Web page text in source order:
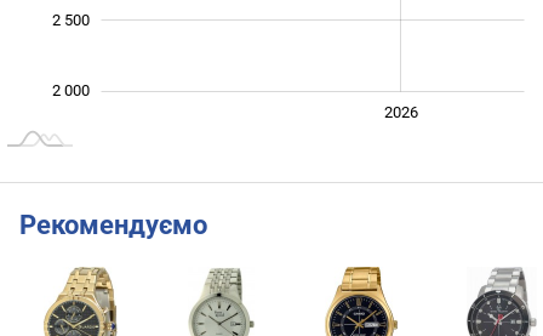
2 000
2 500
2026
Рекомендуємо